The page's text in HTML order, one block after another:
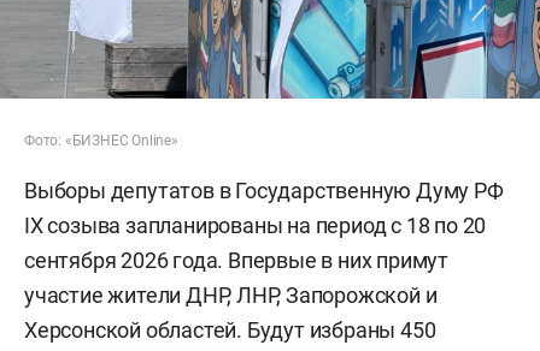
Фото: «БИЗНЕС Online»
Выборы депутатов в Государственную Думу РФ
IX созыва запланированы на период с 18 по 20
сентября 2026 года. Впервые в них примут
участие жители ДНР, ЛНР, Запорожской и
Херсонской областей. Будут избраны 450